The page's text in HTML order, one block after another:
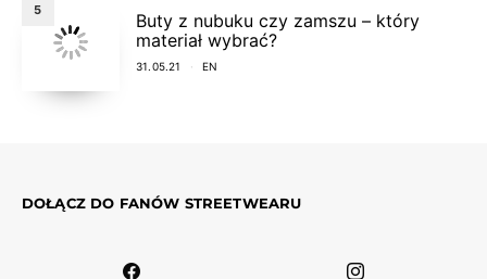
5
Buty z nubuku czy zamszu – który
materiał wybrać?
31.05.21 EN
DOŁĄCZ DO FANÓW STREETWEARU